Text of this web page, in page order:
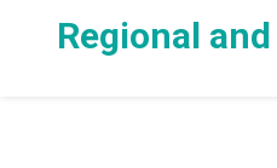
Regional